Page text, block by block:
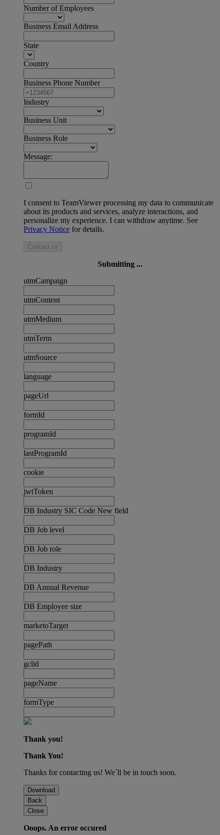
Number of Employees
Business Email Address
State
Country
Business Phone Number
Industry
Business Unit
Business Role
Message:
I consent to TeamViewer processing my data to communicate
about its products and services, analyze interactions, and
personalize my experience. I can withdraw anytime. See
Privacy Notice for details.
Contact us
Submitting ...
utmCampaign
utmContent
utmMedium
utmTerm
utmSource
language
pageUrl
formId
programId
lastProgramId
cookie
jwtToken
DB Industry SIC Code New field
DB Job level
DB Job role
DB Industry
DB Annual Revenue
DB Employee size
marketoTarget
pagePath
gclid
pageName
formType
Thank you!
Thank You!
Thanks for contacting us! We´ll be in touch soon.
Download
Back
Close
Ooops. An error occured